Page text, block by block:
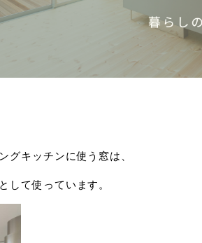
グキッチンに使う窓は、
して使っています。